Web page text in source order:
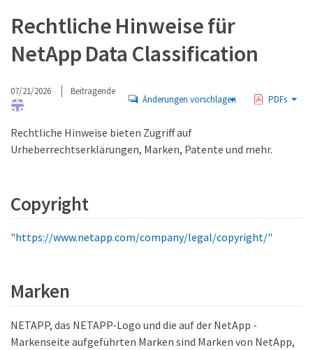
Rechtliche Hinweise für
NetApp Data Classification
07/21/2026 Beitragende
Änderungen vorschlagen PDFs
Rechtliche Hinweise bieten Zugriff auf
Urheberrechtserklärungen, Marken, Patente und mehr.
Copyright
"https://www.netapp.com/company/legal/copyright/"
Marken
NETAPP, das NETAPP-Logo und die auf der NetApp -
Markenseite aufgeführten Marken sind Marken von NetApp,